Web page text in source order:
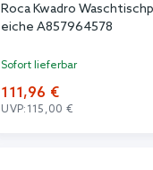
Roca Kwadro
eiche A857964578
Sofort lieferbar
111,96 €
UVP: 115,00 €